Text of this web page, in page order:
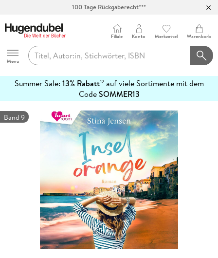
100 Tage Rückgaberecht***
Hugendubel
Menu
Filiale Konto Merkzettel Warenkorb
Summer Sale: 13% Rabatt12auf viele Sortimente mit dem
CodeSOMMER13
erfahren
Band 9